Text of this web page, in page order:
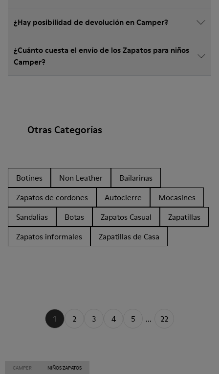
¿Hay posibilidad de devolución en Camper?
¿Cuánto cuesta el envío de los Zapatos para niños
Camper?
Otras Categorías
Botines Non Leather
Bailarinas
Zapatos de cordones
Autocierre
Mocasines
Sandalias
Botas Zapatos Casual
Zapatillas
Zapatos informales
Zapatillas de Casa
1 2 3 4 5 ... 22
CAMPER NIÑOS ZAPATOS